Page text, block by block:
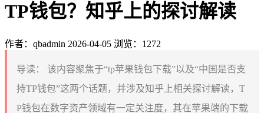
TP钱包？知乎上的探讨解读
作者：qbadmin 2026-04-05 浏览：1272
导读：
该内容聚焦于“tp苹果钱包下载”以及“中国是否支
持TP钱包”这两个话题，并涉及知乎上相关探讨解读，T
P钱包在数字资产领域有一定关注度，其在苹果端的下载